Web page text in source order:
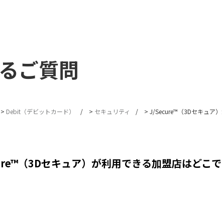
ご質問
> Debit（デビットカード） > セキュリティ > J/Secure™（3Dセキュア
（3Dセキュア）が利用できる加盟店はどこ